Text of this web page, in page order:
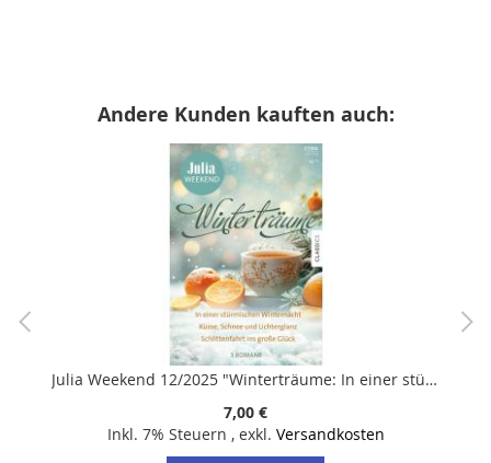
Andere Kunden kauften auch:
Julia Weekend 12/2025 "Winterträume: In einer stürmischen Winternacht - Küsse, Schnee und Lichterglanz - Schlittenfahrt ins große Glück"
7,00 €
Inkl. 7% Steuern , exkl. Versandkosten